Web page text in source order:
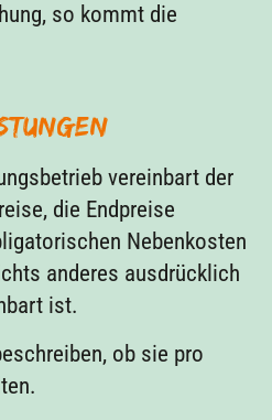
so kommt die
vereinbart der
die Endpreise
Nebenkosten
anderes ausdrücklich
ist.
ob sie pro